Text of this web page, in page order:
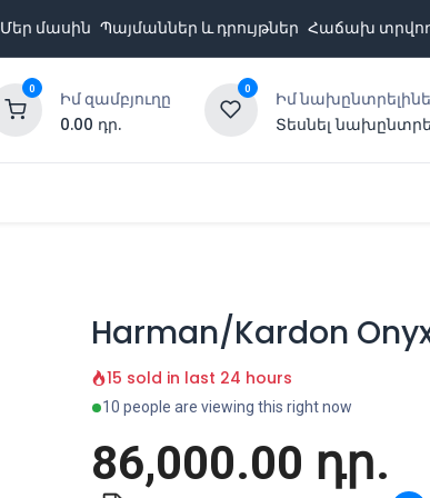
Մեր մասին Պայմաններ և դրույթներ Հաճախ
0
Իմ զամբյուղը
0.00 դր.
0
Իմ
Տեսնել
Harman/Kardon
15 sold in last 24 hours
10 people are viewing this right now
86,000.00 դր.